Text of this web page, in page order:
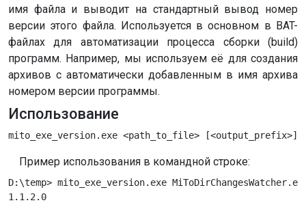
имя файла и выводит на стандартный вывод номер
версии этого файла. Используется в основном в BAT-
файлах для автоматизации процесса сборки (build)
программ. Например, мы используем её для создания
архивов с автоматически добавленным в имя архива
номером версии программы.
Использование
mito_exe_version.exe <path_to_file> [<output_prefix>]
Пример использования в командной строке:
D:\temp> mito_exe_version.exe
1.1.2.0